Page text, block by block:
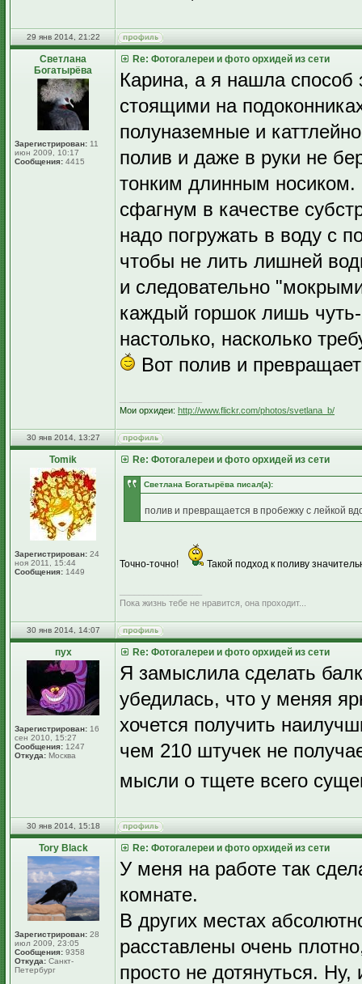
29 янв 2014, 21:22
Светлана
Богатырёва
Зарегистрирован: 11
июн 2009, 10:17
Сообщения: 4415
Re: Фотогалереи и фото орхидей из сети
Карина, а я нашла способ
стоящими на
полуназемные и
полив и даже в руки не
тонким длинным носиком.
сфагнум в качестве
надо погружать в воду с
чтобы не лить лишней
и следовательно
каждый горшок лишь
настолько, насколько
Вот полив и
Мои орхидеи: http://www.flickr.com/photos/svetlana_b/
30 янв 2014, 13:27
Tomik
Зарегистрирован: 24
ноя 2011, 15:44
Сообщения: 1449
Re: Фотогалереи и фото орхидей из сети
Светлана Богатырёва писал(а):
полив и превращается в пробежку с лейкой
Точно-точно! Такой подход к поливу
Пока жизнь тебе не нравится, она проходит...
30 янв 2014, 14:07
пух
Зарегистрирован: 16
сен 2010, 15:27
Сообщения: 1247
Откуда: Москва
Re: Фотогалереи и фото орхидей из сети
Я замыслила сделать
убедилась, что у меняя
хочется получить
чем 210 штучек не
мысли о тщете всего
30 янв 2014, 15:18
Tory Black
Зарегистрирован: 28
июл 2009, 23:05
Сообщения: 9358
Откуда: Санкт-
Петербург
Re: Фотогалереи и фото орхидей из сети
У меня на работе так
комнате.
В других местах
расставлены очень
просто не дотянуться.